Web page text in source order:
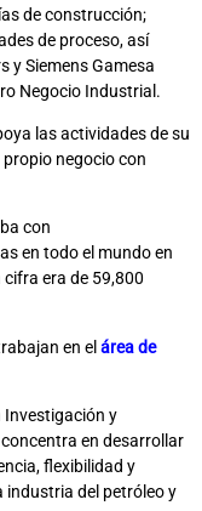
de construcción;
de proceso, así
y Siemens Gamesa
Negocio Industrial.
las actividades de su
negocio con
con
en todo el mundo en
era de 59,800
en el área de
Investigación y
concentra en desarrollar
flexibilidad y
industria del petróleo y